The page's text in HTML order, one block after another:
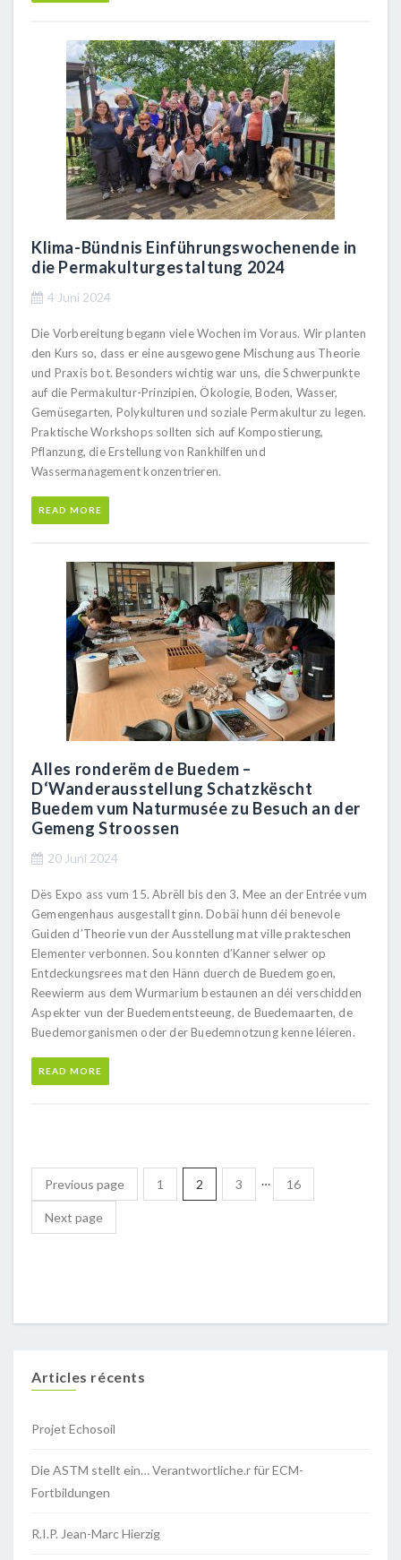
Klima-Bündnis Einführungswochenende in
die Permakulturgestaltung 2024
4 Juni 2024
Die Vorbereitung begann viele Wochen im Voraus. Wir planten
den Kurs so, dass er eine ausgewogene Mischung aus Theorie
und Praxis bot. Besonders wichtig war uns, die Schwerpunkte
auf die Permakultur-Prinzipien, Ökologie, Boden, Wasser,
Gemüsegarten, Polykulturen und soziale Permakultur zu legen.
Praktische Workshops sollten sich auf Kompostierung,
Pflanzung, die Erstellung von Rankhilfen und
Wassermanagement konzentrieren.
READ MORE
Alles ronderëm de Buedem –
D‘Wanderausstellung Schatzkëscht
Buedem vum Naturmusée zu Besuch an der
Gemeng Stroossen
20 Juni 2024
Dës Expo ass vum 15. Abrëll bis den 3. Mee an der Entrée vum
Gemengenhaus ausgestallt ginn. Dobäi hunn déi benevole
Guiden d’Theorie vun der Ausstellung mat ville prakteschen
Elementer verbonnen. Sou konnten d’Kanner selwer op
Entdeckungsrees mat den Hänn duerch de Buedem goen,
Reewierm aus dem Wurmarium bestaunen an déi verschidden
Aspekter vun der Buedementsteeung, de Buedemaarten, de
Buedemorganismen oder der Buedemnotzung kenne léieren.
READ MORE
Previous page 1 2 3 … 16
Next page
Articles récents
Projet Echosoil
Die ASTM stellt ein… Verantwortliche.r für ECM-
Fortbildungen
R.I.P. Jean-Marc Hierzig